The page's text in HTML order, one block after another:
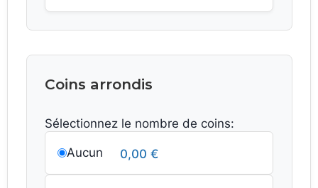
Coins arrondis
Sélectionnez le nombre de coins:
Aucun 0,00 €